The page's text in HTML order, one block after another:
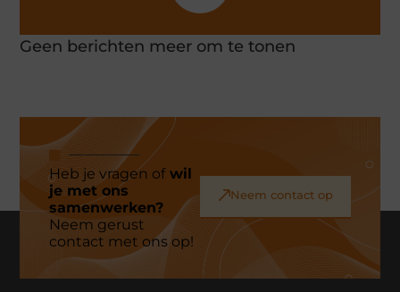
Geen berichten meer om te tonen
Heb je vragen ofwil
je met ons
samenwerken?
Neem gerust
contact met ons op!
Neem contact op